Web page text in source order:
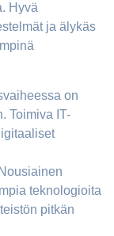
Hyvä
ja älykäs
on
Toimiva IT-
teknologioita
pitkän